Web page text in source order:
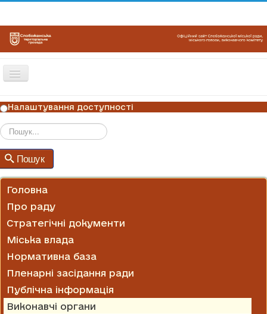
Перемикач
ГОЛОВНА
НОВИНИ
ОГОЛОШЕННЯ
ГРАФІКИ ПРИЙОМУ
Налаштування доступності
Пошук
Головна
Про раду
Стратегічні документи
Міська влада
Нормативна база
Пленарні засідання ради
Публічна інформація
Виконавчі органи